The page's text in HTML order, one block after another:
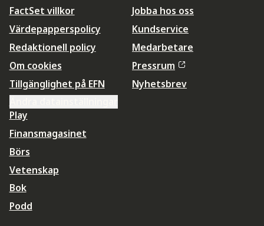
FactSet villkor
Värdepapperspolicy
Redaktionell policy
Om cookies
Tillgänglighet på EFN
Jobba hos oss
Kundservice
Medarbetare
Pressrum
Nyhetsbrev
Play
Finansmagasinet
Börs
Vetenskap
Bok
Podd